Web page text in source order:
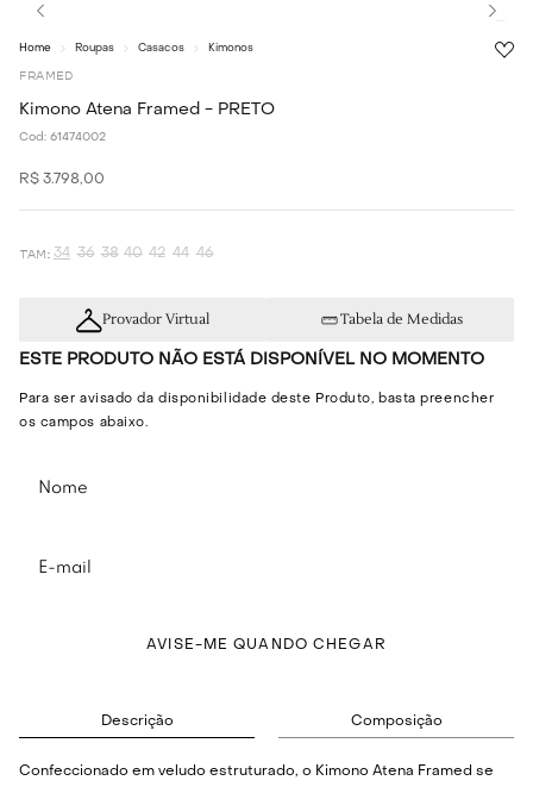
Roupas Casacos Kimonos
FRAMED
Kimono Atena Framed - PRETO
Cod: 61474002
R$ 3.798,00
34 36 38 40 42 44 46
Provador Virtual Tabela de Medidas
ESTE PRODUTO NÃO ESTÁ DISPONÍVEL NO MOMENTO
Para ser avisado da disponibilidade deste Produto, basta preencher
os campos abaixo.
AVISE-ME QUANDO CHEGAR
Descrição Composição
Confeccionado em veludo estruturado, o Kimono Atena Framed se